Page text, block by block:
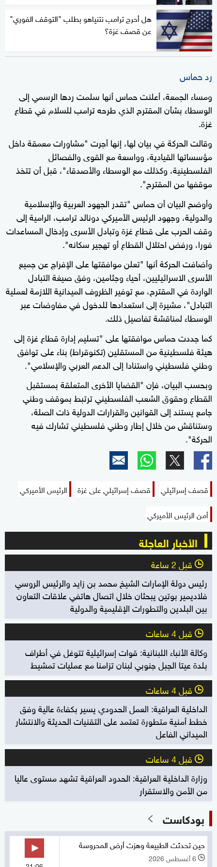
هل أحرج ترامب نتنياهو بطلب "التوقف الفوري"
عن قصف غزة؟
رد حماس
ومساء الجمعة، أعلنت حماس أنها سلمت ردها الرسمي إلى
الوسطاء بشأن المقترح الذي طرحه ترامب للسلام في قطاع
غزة.
وقالت الحركة في بيان لها، إنها أجرت "مشاورات معمقة داخل
مؤسساتها القيادية، وواسعة مع القوى والفصائل
الفلسطينية، وكذلك مع الوسطاء والأصدقاء"، قبل أن تتخذ
موقفها من المقترح".
وأوضح البيان أن حماس "تقدر الجهود العربية والإسلامية
والدولية، وجهود الرئيس الأميركي دونالد ترامب، الرامية إلى
وقف الحرب على قطاع غزة وتبادل الأسرى وإدخال المساعدات
فورا، ورفض احتلال القطاع أو تهجير سكانه".
وأضافت الحركة أنها "تعلن موافقتها على الإفراج عن جميع
الأسرى الاسرائيليين، أحياء وجثامين، وفق صيغة التبادل
الواردة في المقترح، مع توفير الظروف الميدانية اللازمة لعملية
التبادل"، مشيرة إلى استعدادها للدخول في مفاوضات عبر
الوسطاء لمناقشة تفاصيل ذلك.
كما جددت حماس موافقتها على "تسليم إدارة قطاع غزة إلى
هيئة فلسطينية من المستقلين (تكنوقراط) بناء على توافق
وطني فلسطيني واستنادا إلى الدعم العربي والإسلامي".
وبحسب البيان، فإن "القضايا الأخرى المتعلقة بمستقبل
القطاع وحقوق الشعب الفلسطيني ترتبط بموقف وطني
جامع يستند إلى القوانين والقرارات الدولية ذات الصلة،
وستناقش من خلال إطار وطني فلسطيني تشارك فيه
الحركة".
قصف إسرائيلي قصف إسرائيلي على غزة
الرئيس الأميركي
أمن الرئيس الأميركي
الأخبار العاجلة
l قبل 2 ساعة
رئيس دولة الإمارات الشيخ محمد بن زايد والرئيس الروسي
فلاديمير بوتين يبحثان خلال اتصال هاتفي علاقات التعاون
بين البلدين والتطورات الإقليمية والدولية
l قبل 4 ساعات
وكالة الأنباء اللبنانية: قوات إسرائيلية تتوغل في أطراف
بلدة عيتا الجبل جنوبي لبنان تزامنا مع عمليات تمشيط
l قبل 4 ساعات
الداخلية العراقية: العمل الحدودي يسير بكفاءة عالية وفق
خطط أمنية متطورة تعتمد على التقنيات الحديثة والانتشار
الميداني الفاعل
l قبل 4 ساعات
وزارة الداخلية العراقية: الحدود العراقية تشهد مستوى عاليا
من الأمن والاستقرار
بودكاست
حين تحدثت الطبيعة وهزت أرض المحروسة
l 6 أغسطس 2026